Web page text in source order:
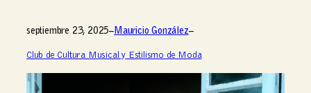
septiembre 23, 2025– Mauricio González–
Club de Cultura Musical y Estilismo de Moda